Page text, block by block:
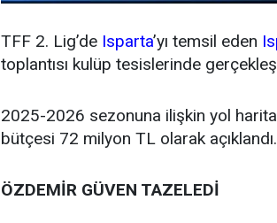
TFF 2. Lig’de Isparta’yı temsil eden
toplantısı kulüp tesislerinde
2025-2026 sezonuna ilişkin yol
bütçesi 72 milyon TL olarak açıklandı.
ÖZDEMİR GÜVEN TAZELEDİ